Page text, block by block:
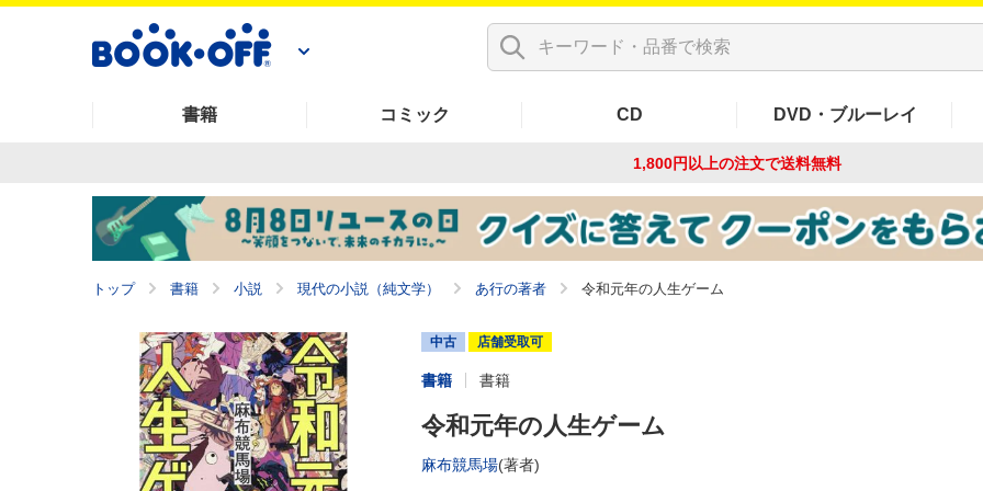
書籍 コミック CD DVD・ブルーレイ
1,800円以上の注文で送料無料
トップ 書籍 小説 現代の小説（純文学） あ行の著者 令和元年の人生ゲーム
中古 店舗受取可
書籍 書籍
令和元年の人生ゲーム
麻布競馬場(著者)